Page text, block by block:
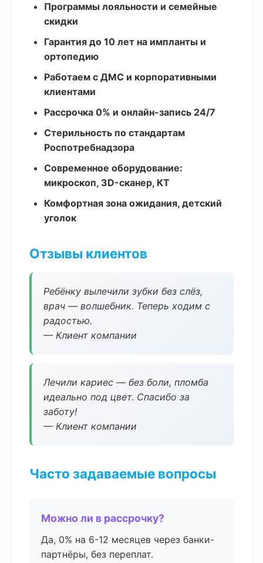
Программы лояльности и семейные
скидки
Гарантия до 10 лет на импланты и
ортопедию
Работаем с ДМС и корпоративными
клиентами
Рассрочка 0% и онлайн-запись 24/7
Стерильность по стандартам
Роспотребнадзора
Современное оборудование:
микроскоп, 3D-сканер, КТ
Комфортная зона ожидания, детский
уголок
Отзывы клиентов
Ребёнку вылечили зубки без слёз,
врач — волшебник. Теперь ходим с
радостью.
— Клиент компании
Лечили кариес — без боли, пломба
идеально под цвет. Спасибо за
заботу!
— Клиент компании
Часто задаваемые вопросы
Можно ли в рассрочку?
Да, 0% на 6-12 месяцев через банки-
партнёры, без переплат.